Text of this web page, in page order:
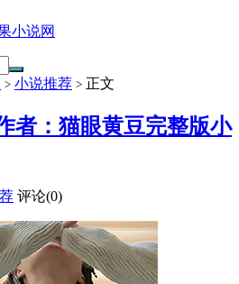
小说网
> 小说推荐 > 正文
者：猫眼黄豆完整版小
评论(0)